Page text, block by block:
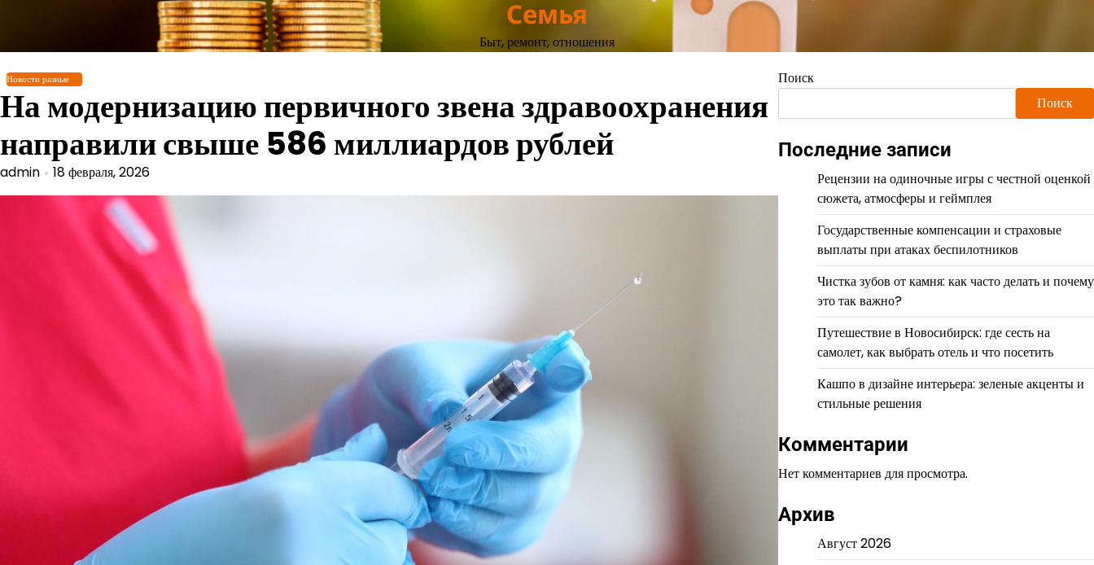
содержимому
Семья
Быт, ремонт, отношения
Новости разные
На модернизацию первичного звена здравоохранения
направили свыше 586 миллиардов рублей
admin 18 февраля, 2026
Поиск
Поиск
Последние записи
Рецензии на одиночные игры с честной оценкой
сюжета, атмосферы и геймплея
Государственные компенсации и страховые
выплаты при атаках беспилотников
Чистка зубов от камня: как часто делать и почему
это так важно?
Путешествие в Новосибирск: где сесть на
самолет, как выбрать отель и что посетить
Кашпо в дизайне интерьера: зеленые акценты и
стильные решения
Комментарии
Нет комментариев для просмотра.
Архив
Август 2026